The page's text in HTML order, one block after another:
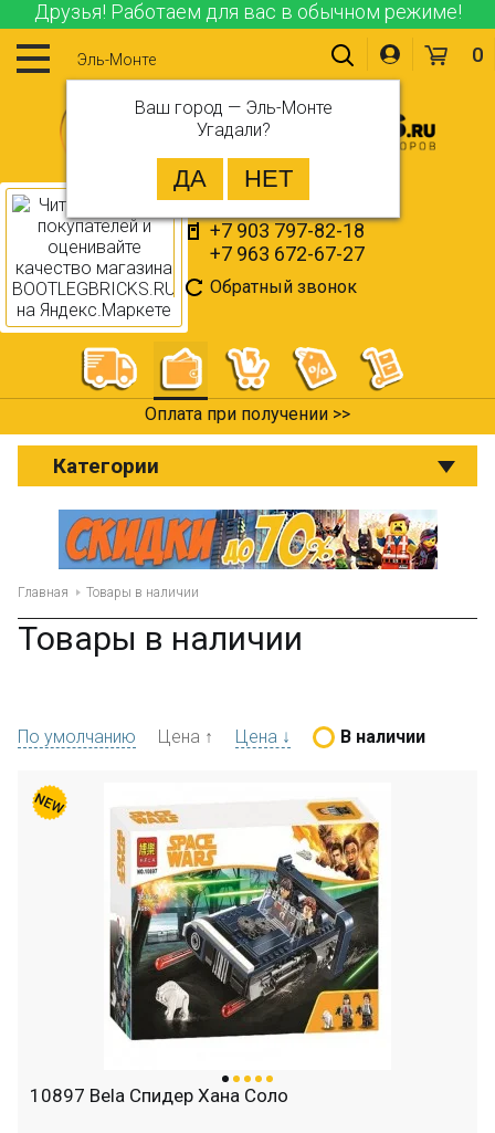
Друзья! Работаем для вас в обычном режиме!
Эль-Монте
Ваш город — Эль-Монте
Угадали?
+7 903 797-82-18
+7 963 672-67-27
Обратный звонок
0
Оплата при получении >>
Категории
Главная Товары в наличии
Товары в наличии
По умолчанию Цена ↑ Цена ↓ В наличии
10897 Bela Спидер Хана Соло